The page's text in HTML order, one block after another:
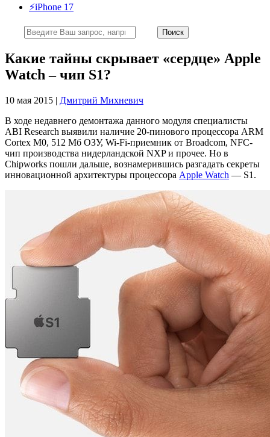
⚡️iPhone 17
Какие тайны скрывает «сердце» Apple
Watch – чип S1?
10 мая 2015 | Дмитрий Михневич
В ходе недавнего демонтажа данного модуля специалисты
ABI Research выявили наличие 20-пинового процессора ARM
Cortex M0, 512 Мб ОЗУ, Wi-Fi-приемник от Broadcom, NFC-
чип производства нидерландской NXP и прочее. Но в
Chipworks пошли дальше, вознамерившись разгадать секреты
инновационной архитектуры процессора Apple Watch — S1.